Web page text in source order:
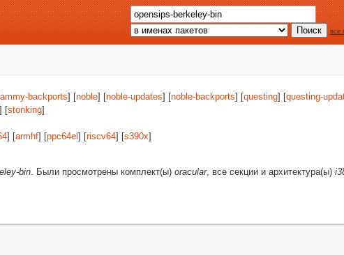
все
backports] [noble] [noble-updates] [noble-backports] [questing] [questing-
] [stonking]
] [armhf] [ppc64el ] [riscv64] [s390x]
bin. Были просмотрены комплект(ы) oracular, все секции и архитектура(ы)